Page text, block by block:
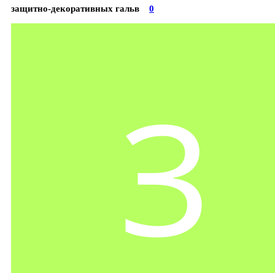
защитно-декоративных гальв 0